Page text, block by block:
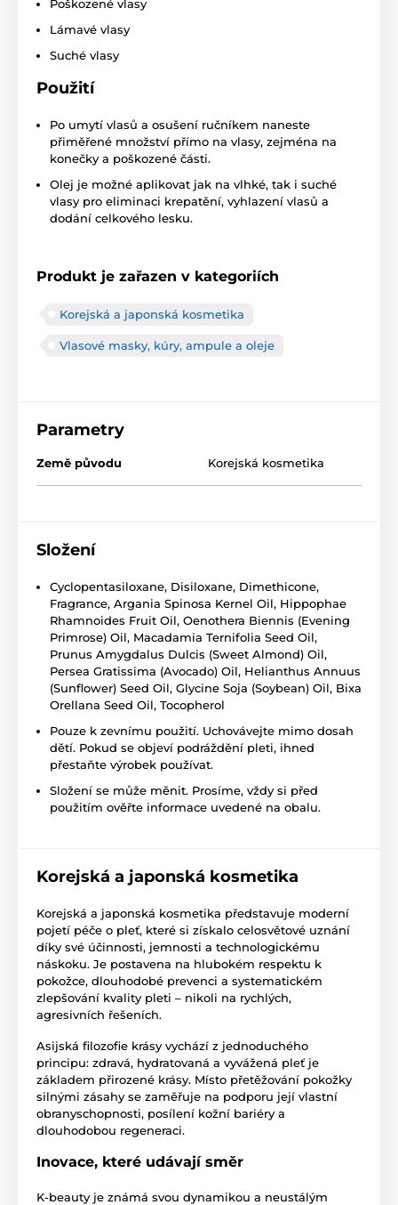
Poškozené vlasy
Lámavé vlasy
Suché vlasy
Použití
Po umytí vlasů a osušení ručníkem naneste
přiměřené množství přímo na vlasy, zejména na
konečky a poškozené části.
Olej je možné aplikovat jak na vlhké, tak i suché
vlasy pro eliminaci krepatění, vyhlazení vlasů a
dodání celkového lesku.
Produkt je zařazen v kategoriích
Korejská a japonská kosmetika
Vlasové masky, kúry, ampule a oleje
Parametry
Země původu Korejská kosmetika
Složení
Cyclopentasiloxane, Disiloxane, Dimethicone,
Fragrance, Argania Spinosa Kernel Oil, Hippophae
Rhamnoides Fruit Oil, Oenothera Biennis (Evening
Primrose) Oil, Macadamia Ternifolia Seed Oil,
Prunus Amygdalus Dulcis (Sweet Almond) Oil,
Persea Gratissima (Avocado) Oil, Helianthus Annuus
(Sunflower) Seed Oil, Glycine Soja (Soybean) Oil, Bixa
Orellana Seed Oil, Tocopherol
Pouze k zevnímu použití. Uchovávejte mimo dosah
dětí. Pokud se objeví podráždění pleti, ihned
přestaňte výrobek používat.
Složení se může měnit. Prosíme, vždy si před
použitím ověřte informace uvedené na obalu.
Korejská a japonská kosmetika
Korejská a japonská kosmetika představuje moderní
pojetí péče o pleť, které si získalo celosvětové uznání
díky své účinnosti, jemnosti a technologickému
náskoku. Je postavena na hlubokém respektu k
pokožce, dlouhodobé prevenci a systematickém
zlepšování kvality pleti – nikoli na rychlých,
agresivních řešeních.
Asijská filozofie krásy vychází z jednoduchého
principu: zdravá, hydratovaná a vyvážená pleť je
základem přirozené krásy. Místo přetěžování pokožky
silnými zásahy se zaměřuje na podporu její vlastní
obranyschopnosti, posílení kožní bariéry a
dlouhodobou regeneraci.
Inovace, které udávají směr
K-beauty je známá svou dynamikou a neustálým